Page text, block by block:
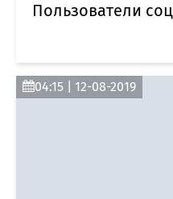
Пользователи
04:15 | 12-08-2019